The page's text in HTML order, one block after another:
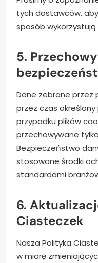
tych dostawców,
sposób wykorzystują
5.
Dane zebrane przez
przez czas
przypadku plików
przechowywane
Bezpieczeństwo
stosowane środki
standardami
6.
Ciasteczek
Nasza Polityka
w miarę